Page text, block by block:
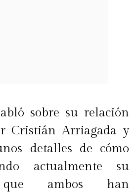
sobre su relación
Cristián Arriagada y
detalles de cómo
actualmente su
que ambos han